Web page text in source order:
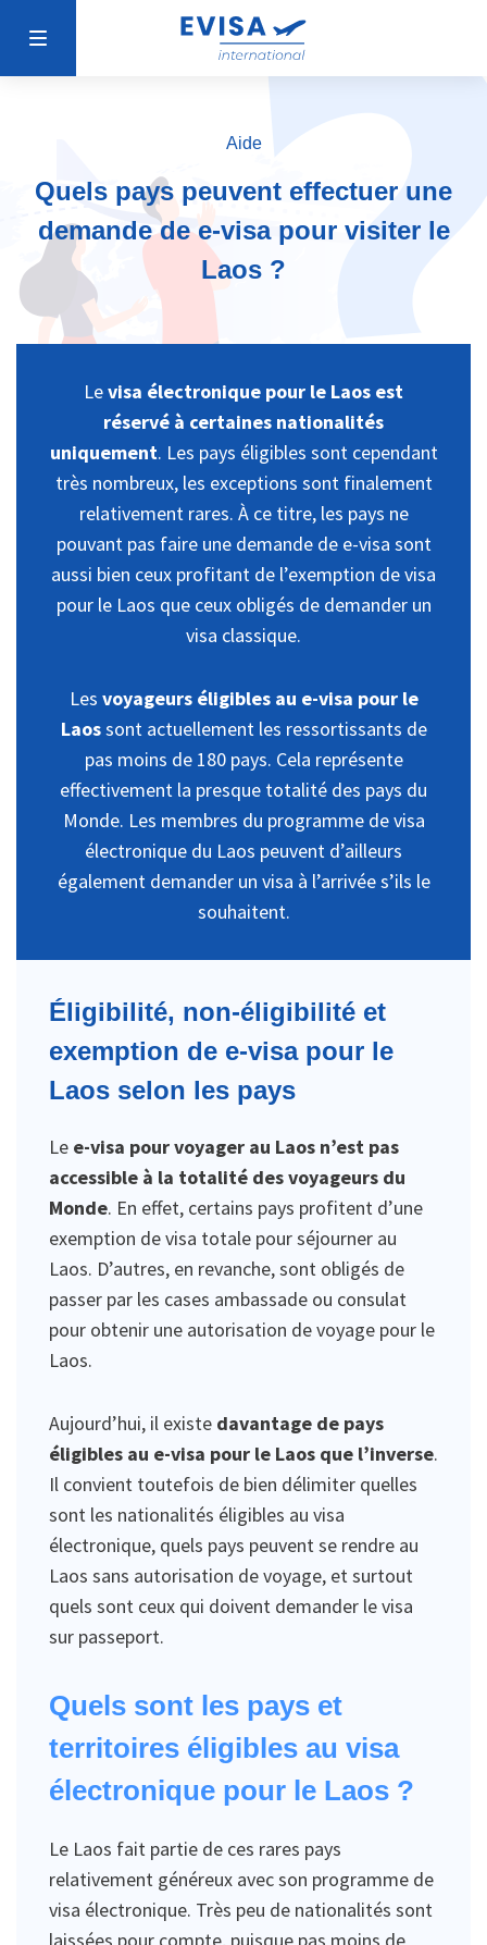
Aide
Quels pays peuvent effectuer une
demande de e-visa pour visiter le
Laos ?
Levisa électronique pour le Laos est
réservé à certaines nationalités
uniquement. Les pays éligibles sont cependant
très nombreux, les exceptions sont finalement
relativement rares. À ce titre, les pays ne
pouvant pas faire une demande de e-visa sont
aussi bien ceux profitant de l’exemption de visa
pour le Laos que ceux obligés de demander un
visa classique.
Les voyageurs éligibles au e-visa pour le
Laossont actuellement les ressortissants de
pas moins de 180 pays. Cela représente
effectivement la presque totalité des pays du
Monde. Les membres du programme de visa
électronique du Laos peuvent d’ailleurs
également demander un visa à l’arrivée s’ils le
souhaitent.
Éligibilité, non-éligibilité et
exemption de e-visa pour le
Laos selon les pays
Le e-visa pour voyager au Laos n’est pas
accessible à la totalité des voyageurs du
Monde. En effet, certains pays profitent d’une
exemption de visa totale pour séjourner au
Laos. D’autres, en revanche, sont obligés de
passer par les cases ambassade ou consulat
pour obtenir une autorisation de voyage pour le
Laos.
Aujourd’hui, il existe davantage de pays
éligibles au e-visa pour le Laos que l’inverse.
Il convient toutefois de bien délimiter quelles
sont les nationalités éligibles au visa
électronique, quels pays peuvent se rendre au
Laos sans autorisation de voyage, et surtout
quels sont ceux qui doivent demander le visa
sur passeport.
Quels sont les pays et
territoires éligibles au visa
électronique pour le Laos ?
Le Laos fait partie de ces rares pays
relativement généreux avec son programme de
visa électronique. Très peu de nationalités sont